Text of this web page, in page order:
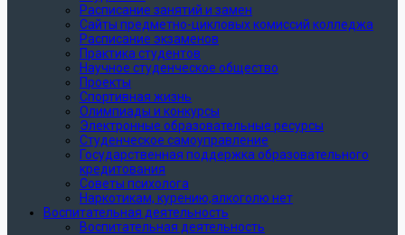
Расписание занятий и замен
Сайты предметно-цикловых комиссий колледжа
Расписание экзаменов
Практика студентов
Научное студенческое общество
Проекты
Спортивная жизнь
Олимпиады и конкурсы
Электронные образовательные ресурсы
Студенческое самоуправление
Государственная поддержка образовательного
кредитования
Советы психолога
Наркотикам, курению,алкоголю нет
Воспитательная деятельность
Воспитательная деятельность